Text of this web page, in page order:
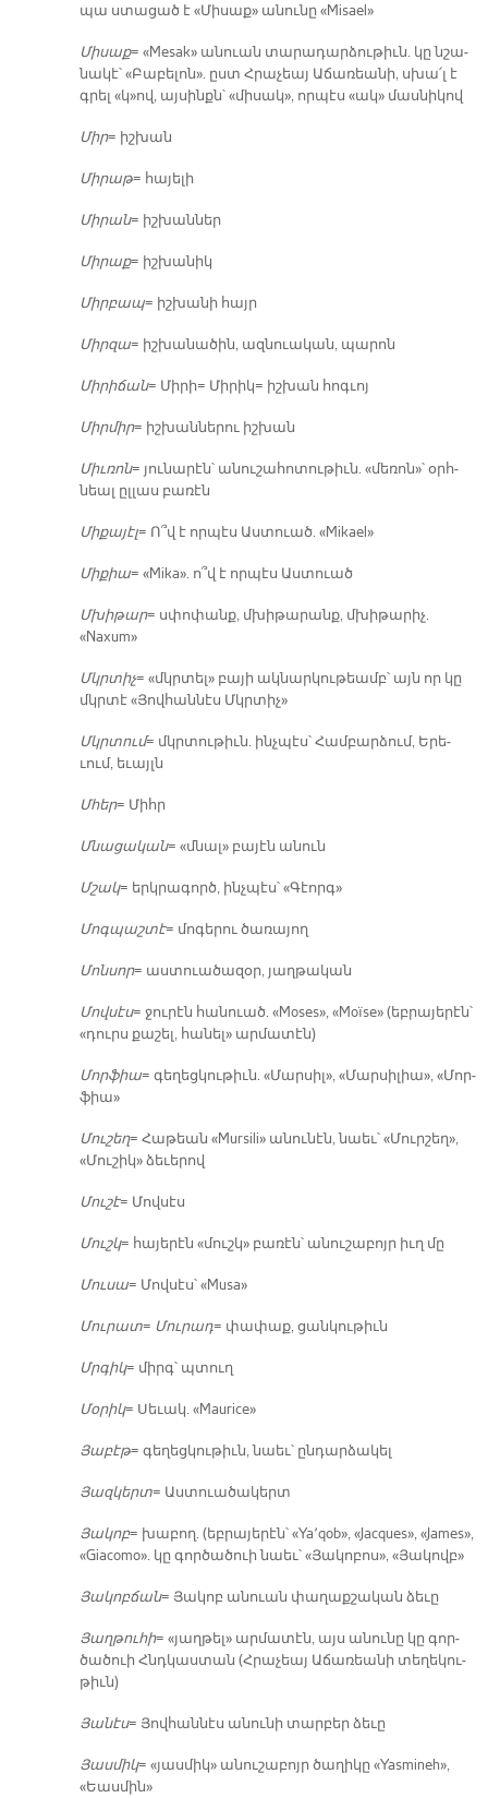
պա ստա­ցած է «Մի­սաք» ա­նու­նը «Misael»
Մի­սաք= «Mesak» ա­նուան տա­րա­դար­ձու­թիւն. կը նշա­
նա­կէ՝ «Բա­բե­լոն». ըստ Հրա­չեայ Ա­ճա­ռեա­նի, սխա՛լ է
գրել «կ­»ով, այ­սինքն՝ «մի­սակ», որ­պէս «ակ» մաս­նի­կով
Միր= իշ­խան
Մի­րաթ= հա­յե­լի
Մի­րան= իշ­խան­ներ
Մի­րաք= իշ­խա­նիկ
Միր­բապ= իշ­խա­նի հայր
Միր­զա= իշ­խա­նա­ծին, ազ­նուա­կան, պա­րոն
Մի­րի­ճան= Մի­րի= Մի­րիկ= իշ­խան հոգ­ւոյ
Միր­միր= իշ­խան­նե­րու իշ­խան
Միւ­ռոն= յու­նա­րէն՝ ա­նու­շա­հո­տու­թիւն. «մե­ռոն»՝ օրհ­
նեալ ըլ­լաս բա­ռէն
Մի­քա­յէլ= Ո՞վ է որ­պէս Աս­տուած. «Mikael»
Մի­քիա= «Mika». ո՞վ է որ­պէս Աս­տուած
Մխի­թար= սփո­փանք, մխի­թա­րանք, մխի­թա­րիչ.
«Naxum»
Մկրտիչ= «մկրտել» բա­յի ակ­նար­կու­թեամբ՝ այն որ կը
մկրտէ «Յով­հան­նէս Մկրտիչ»
Մկրտում= մկրտու­թիւն. ինչ­պէս՝ Համ­բար­ձում, Ե­րե­
ւում, ե­ւայլն
Մհեր= Միհր
Մնա­ցա­կան= «մնալ» բա­յէն ա­նուն
Մշակ= երկ­րա­գործ, ինչ­պէս՝ «Գէորգ»
Մոգ­պաշ­տէ= մո­գե­րու ծա­ռա­յող
Մոն­սոր= աս­տուա­ծա­զօր, յաղ­թա­կան
Մով­սէս= ջու­րէն հա­նուած. «Moses», «Moïse» (եբ­րա­յե­րէն՝
«դուրս քա­շել, հա­նել» ար­մա­տէն)
Մոր­ֆիա= գե­ղեց­կու­թիւն. «Մար­սիլ», «Մար­սի­լիա», «Մոր­
ֆիա»
Մու­շեղ= Հա­թեան «Mursili» ա­նու­նէն, նաեւ՝ «Մուր­շեղ»,
«Մու­շիկ» ձե­ւե­րով
Մու­շէ= Մով­սէս
Մուշկ= հա­յե­րէն «մուշկ» բա­ռէն՝ ա­նու­շա­բոյր իւղ մը
Մու­սա= Մով­սէս՝ «Musa»
Մու­րատ= Մու­րադ= փա­փաք, ցան­կու­թիւն
Մրգիկ= միրգ՝ պտուղ
Մօ­րիկ= Սե­ւակ. «Maurice»
Յա­բէթ= գե­ղեց­կու­թիւն, նաեւ՝ ըն­դար­ձա­կել
Յազ­կերտ= Աս­տուա­ծա­կերտ
Յա­կոբ= խա­բող. (եբ­րա­յե­րէն՝ «Ya՚qob», «Jacques», «James»,
«Giacomo». կը գոր­ծա­ծուի նաեւ՝ «Յա­կո­բոս», «Յա­կովբ»
Յա­կոբ­ճան= Յա­կոբ ա­նուան փա­ղաք­շա­կան ձե­ւը
Յաղ­թու­հի= «յաղ­թել» ար­մա­տէն, այս ա­նու­նը կը գոր­
ծա­ծուի Հնդկաս­տան (Հրա­չեայ Ա­ճա­ռեա­նի տե­ղե­կու­
թիւն)
Յա­նէս= Յով­հան­նէս ա­նու­նի տար­բեր ձե­ւը
Յաս­միկ= «յաս­միկ» ա­նու­շա­բոյր ծա­ղի­կը «Yasmineh»,
«Եաս­մին»